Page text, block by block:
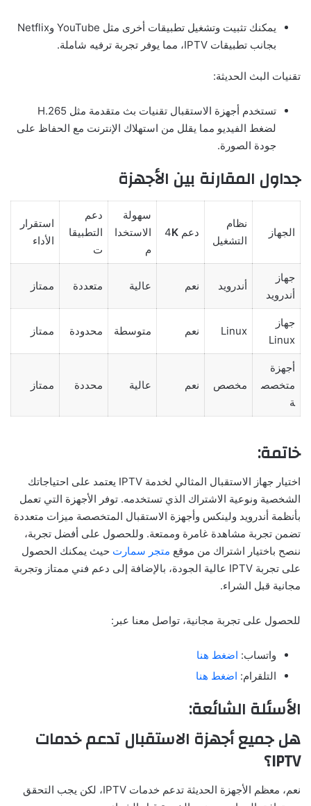
يمكنك تثبيت وتشغيل تطبيقات أخرى مثل YouTube وNetflix
بجانب تطبيقات IPTV، مما يوفر تجربة ترفيه شاملة.
تقنيات البث الحديثة:
تستخدم أجهزة الاستقبال تقنيات بث متقدمة مثل H.265
لضغط الفيديو مما يقلل من استهلاك الإنترنت مع الحفاظ على
جودة الصورة.
جداول المقارنة بين الأجهزة
الجهاز
نظام
التشغيل
دعم 4K
سهولة
الاستخدا
م
دعم
التطبيقا
ت
استقرار
الأداء
جهاز
أندرويد
أندرويد نعم عالية متعددة ممتاز
جهاز
Linux
Linux نعم متوسطة محدودة ممتاز
أجهزة
متخصص
ة
مخصص نعم عالية محددة ممتاز
خاتمة:
اختيار جهاز الاستقبال المثالي لخدمة IPTV يعتمد على احتياجاتك
الشخصية ونوعية الاشتراك الذي تستخدمه. توفر الأجهزة التي تعمل
بأنظمة أندرويد ولينكس وأجهزة الاستقبال المتخصصة ميزات متعددة
تضمن تجربة مشاهدة غامرة وممتعة. وللحصول على أفضل تجربة،
ننصح باختيار اشتراك من موقع متجر سمارت حيث يمكنك الحصول
على تجربة IPTV عالية الجودة، بالإضافة إلى دعم فني ممتاز وتجربة
مجانية قبل الشراء.
للحصول على تجربة مجانية، تواصل معنا عبر:
واتساب: اضغط هنا
التلقرام: اضغط هنا
الأسئلة الشائعة:
هل جميع أجهزة الاستقبال تدعم خدمات
IPTV؟
نعم، معظم الأجهزة الحديثة تدعم خدمات IPTV، لكن يجب التحقق